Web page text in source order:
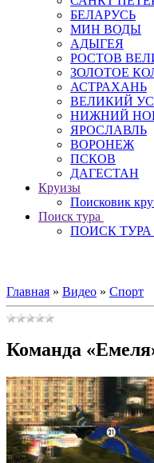
БЕЛАРУСЬ
МИН ВОДЫ
АДЫГЕЯ
РОСТОВ
ЗОЛОТОЕ
АСТРАХАНЬ
ВЕЛИКИЙ
НИЖНИЙ
ЯРОСЛАВЛЬ
ВОРОНЕЖ
ПСКОВ
ДАГЕСТАН
Круизы
Поисковик
Поиск тура
ПОИСК
Главная » Видео » Спорт
Команда